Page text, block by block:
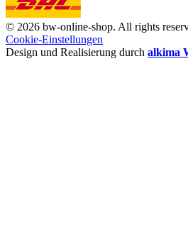
© 2026 bw-online-shop. All rights
Cookie-Einstellungen
Design und Realisierung durch alkima